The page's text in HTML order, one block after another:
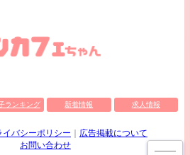
ランキング 新着情報 求人情報
イバシーポリシー
広告掲載について
お問い合わせ